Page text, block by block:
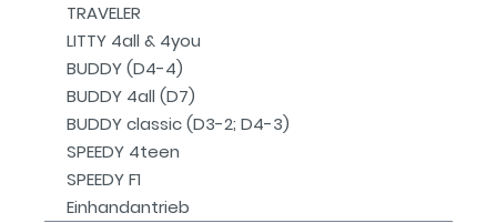
TRAVELER
LITTY 4all & 4you
BUDDY (D4-4)
BUDDY 4all (D7)
BUDDY classic (D3-2; D4-3)
SPEEDY 4teen
SPEEDY F1
Einhandantrieb